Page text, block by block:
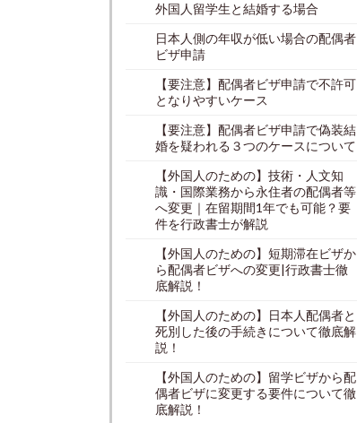
外国人留学生と結婚する場合
日本人側の年収が低い場合の配偶者
ビザ申請
【要注意】配偶者ビザ申請で不許可
となりやすいケース
【要注意】配偶者ビザ申請で偽装結
婚を疑われる３つのケースについて
【外国人のための】技術・人文知
識・国際業務から永住者の配偶者等
へ変更｜在留期間1年でも可能？要
件を行政書士が解説
【外国人のための】短期滞在ビザか
ら配偶者ビザへの変更|行政書士徹
底解説！
【外国人のための】日本人配偶者と
死別した後の手続きについて徹底解
説！
【外国人のための】留学ビザから配
偶者ビザに変更する要件について徹
底解説！